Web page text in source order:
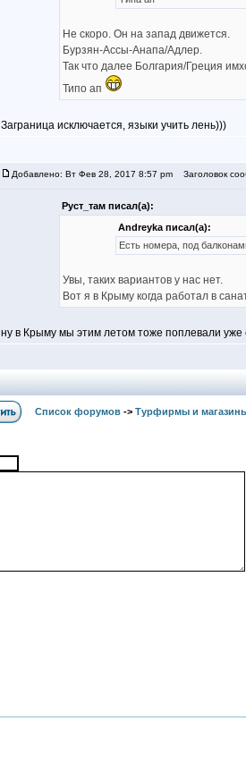
Не скоро. Он на запад движется.
Бурзян-Ассы-Анапа/Адлер.
Так что далее Болгария/Греция
Типо ап
Заграница исключается, языки учить лень)))
Добавлено: Вт Фев 28, 2017 8:57 pm Заголовок
Руст_там писал(а):
Andreyka писал(а):
Есть номера, под
Увы, таких вариантов у нас нет.
Вот я в Крыму когда работал в
ну в Крыму мы этим летом тоже поплевали уже
Список форумов -> Турфирмы и